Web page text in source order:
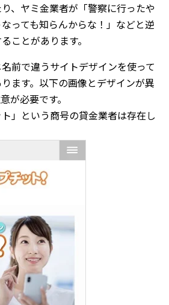
、ヤミ金業者が「警察に行ったや
っても知らんからな！」などと逆
ことがあります。
前で違うサイトデザインを使って
ます。以下の画像とデザインが異
が必要です。
」という商号の貸金業者は存在し